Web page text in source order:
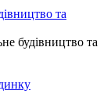
та
будівництво та